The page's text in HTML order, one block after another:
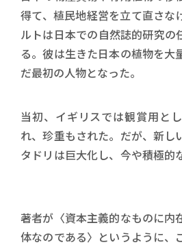
得て、植民地経営を立て直さな
ルトは日本での自然誌的研究の
る。彼は生きた日本の植物を大
だ最初の人物となった。
当初、イギリスでは観賞用と
れ、珍重もされた。だが、新し
タドリは巨大化し、今や積極的
著者が〈資本主義的なものに内
体なのである〉というように、